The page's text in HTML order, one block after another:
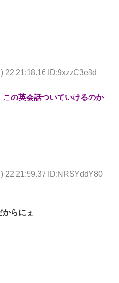
22:21:18.16 ID:9xzzC3e8d
の英会話ついていけるのか
22:21:59.37 ID:NRSYddY80
らにぇ